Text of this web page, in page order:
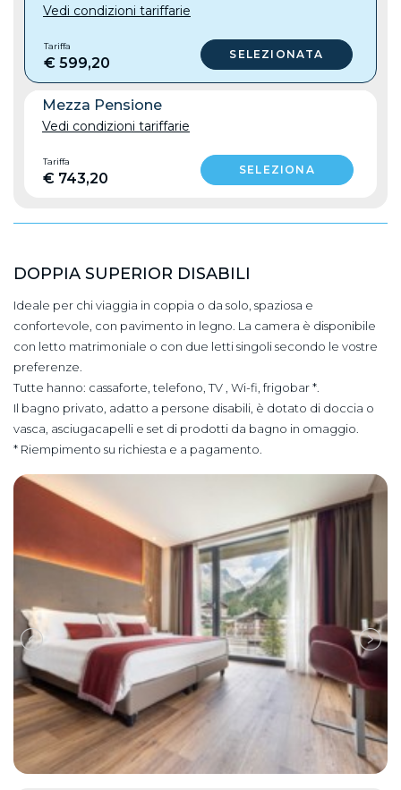
Vedi condizioni tariffarie
Tariffa
€ 599,20
Mezza Pensione
Vedi condizioni tariffarie
Tariffa
€ 743,20
DOPPIA SUPERIOR DISABILI
Ideale per chi viaggia in coppia o da solo, spaziosa e
confortevole, con pavimento in legno. La camera è disponibile
con letto matrimoniale o con due letti singoli secondo le vostre
preferenze.
Tutte hanno: cassaforte, telefono, TV , Wi-fi, frigobar *.
Il bagno privato, adatto a persone disabili, è dotato di doccia o
vasca, asciugacapelli e set di prodotti da bagno in omaggio.
* Riempimento su richiesta e a pagamento.